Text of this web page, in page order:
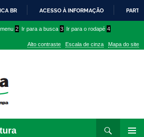
PARA
CONTEÚDO
BR ACESSO À INFORMAÇÃO
2 Ir para a busca 3 Ir para o rodapé 4
Alto contraste Escala de cinza Mapa do site